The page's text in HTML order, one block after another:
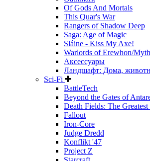
Of Gods And Mortals
This Quar's War
Rangers of Shadow Deep
Saga: Age of Magic
Sláine - Kiss My Axe!
Warlords of Erewhon/
Аксессуары
Ландшафт: Дома,
Sci-Fi
BattleTech
Beyond the Gates of
Death Fields: The
Fallout
Iron-Core
Judge Dredd
Konflikt '47
Project Z